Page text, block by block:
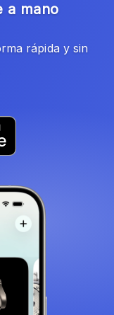
a mano
rápida y sin